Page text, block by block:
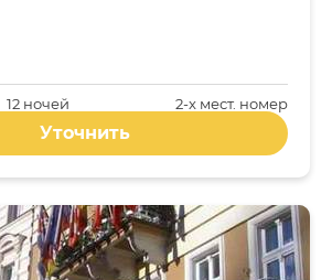
2-x мест. номер
12 ночей
Уточнить